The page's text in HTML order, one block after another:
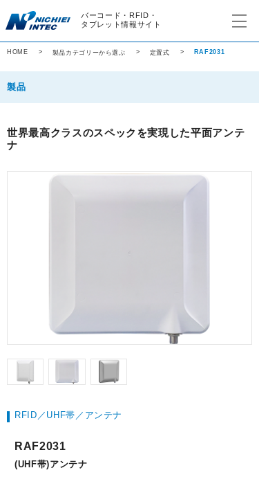
バーコード・RFID・
タブレット情報サイト
HOME 製品カテゴリーから選ぶ 定置式 RAF2031
製品
RFID
業務用タブレット
世界最高クラスのスペックを実現した平面アンテ
ナ
RFID／UHF帯／アンテナ
RAF2031
(UHF帯)アンテナ